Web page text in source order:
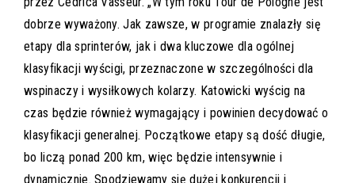
dobrze wyważony. Jak zawsze, w programie znalazły się
etapy dla sprinterów, jak i dwa kluczowe dla ogólnej
klasyfikacji wyścigi, przeznaczone w szczególności dla
wspinaczy i wysiłkowych kolarzy. Katowicki wyścig na
czas będzie również wymagający i powinien decydować o
klasyfikacji generalnej. Początkowe etapy są dość długie,
bo liczą ponad 200 km, więc będzie intensywnie i
dynamicznie. Spodziewamy się dużej konkurencji i